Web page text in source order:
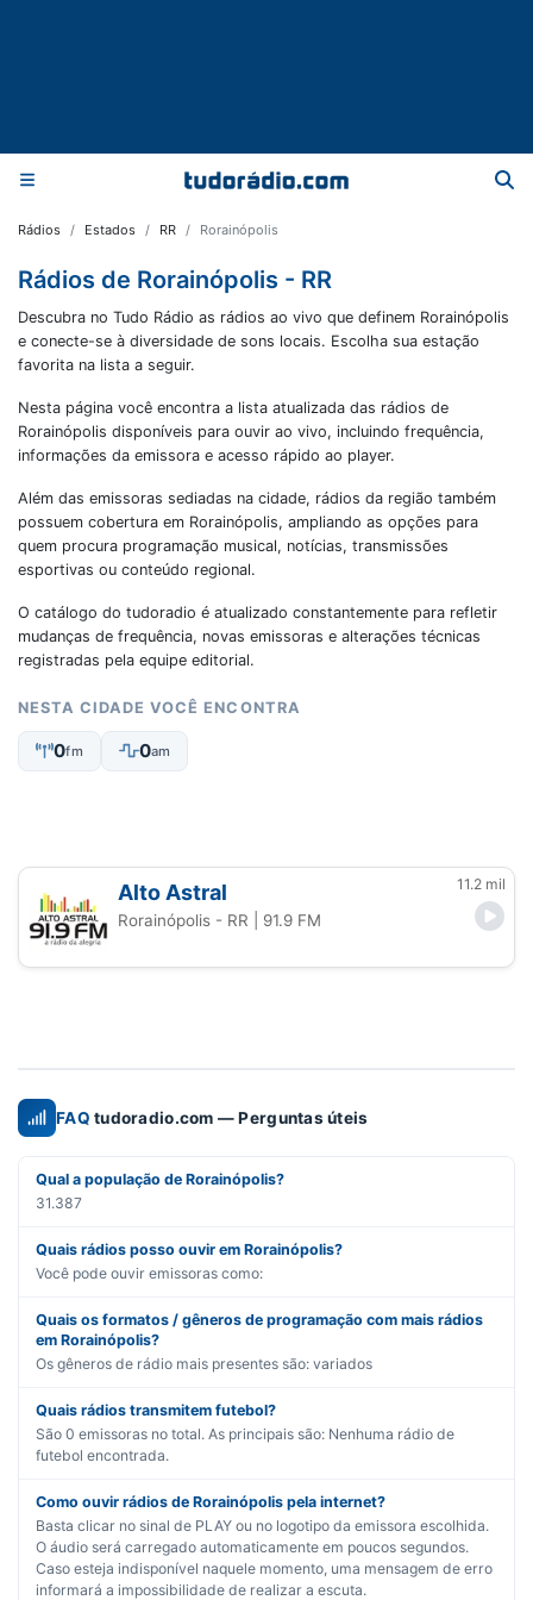
Rádios Estados RR Rorainópolis
Rádios de Rorainópolis - RR
Descubra no Tudo Rádio as rádios ao vivo que definem Rorainópolis
e conecte-se à diversidade de sons locais. Escolha sua estação
favorita na lista a seguir.
Nesta página você encontra a lista atualizada das rádios de
Rorainópolis disponíveis para ouvir ao vivo, incluindo frequência,
informações da emissora e acesso rápido ao player.
Além das emissoras sediadas na cidade, rádios da região também
possuem cobertura em Rorainópolis, ampliando as opções para
quem procura programação musical, notícias, transmissões
esportivas ou conteúdo regional.
O catálogo do tudoradio é atualizado constantemente para refletir
mudanças de frequência, novas emissoras e alterações técnicas
registradas pela equipe editorial.
NESTA CIDADE VOCÊ ENCONTRA
0fm 0am
Alto Astral 11.2 mil
Rorainópolis - RR | 91.9 FM
FAQ tudoradio.com — Perguntas úteis
Qual a população de Rorainópolis?
31.387
Quais rádios posso ouvir em Rorainópolis?
Você pode ouvir emissoras como:
Quais os formatos / gêneros de programação com mais rádios
em Rorainópolis?
Os gêneros de rádio mais presentes são: variados
Quais rádios transmitem futebol?
São 0 emissoras no total. As principais são: Nenhuma rádio de
futebol encontrada.
Como ouvir rádios de Rorainópolis pela internet?
Basta clicar no sinal de PLAY ou no logotipo da emissora escolhida.
O áudio será carregado automaticamente em poucos segundos.
Caso esteja indisponível naquele momento, uma mensagem de erro
informará a impossibilidade de realizar a escuta.